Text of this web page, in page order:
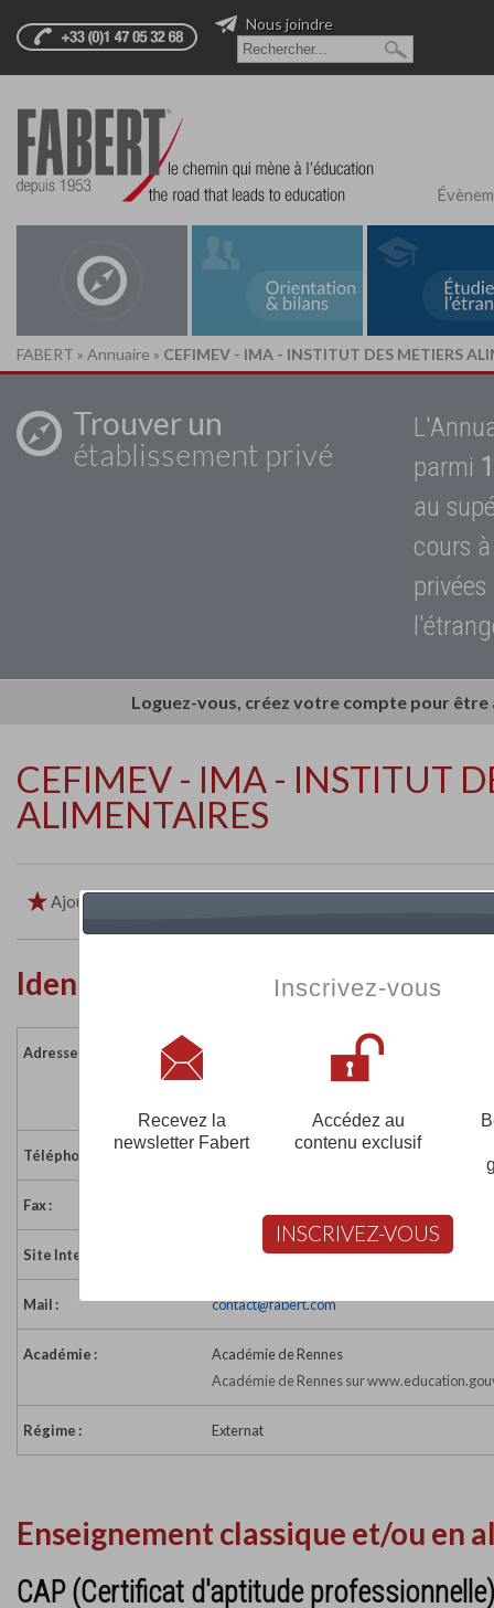
Nous joindre
FABERT » Annuaire » CEFIMEV - IMA - INSTITUT DES METIERS
Trouver un
établissement privé
parmi
au
cours
Loguez-vous, créez votre compte pour
CEFIMEV - IMA - INSTITUT
ALIMENTAIRES
Ajouter aux favoris
Identité de l'établissement
Adresse :
Les Tertres-Noirs - Bp 90353
35500 VITRE CEDEX 3
Téléphone :
Fax :
Site Internet : http://www.cefimev.com
Mail : contact@fabert.com
Académie :
Académie de Rennes
Académie de Rennes sur
Régime : Externat
Enseignement classique et/ou en
CAP (Certificat d'aptitude professionnelle)
Inscrivez-vous
Recevez la
newsletter Fabert
Accédez au
contenu exclusif
INSCRIVEZ-VOUS